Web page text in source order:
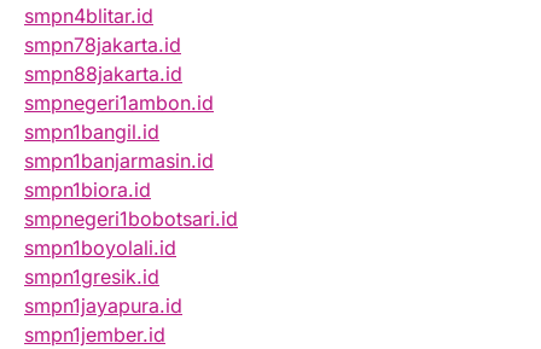
smpn4blitar.id
smpn78jakarta.id
smpn88jakarta.id
smpnegeri1ambon.id
smpn1bangil.id
smpn1banjarmasin.id
smpn1biora.id
smpnegeri1bobotsari.id
smpn1boyolali.id
smpn1gresik.id
smpn1jayapura.id
smpn1jember.id